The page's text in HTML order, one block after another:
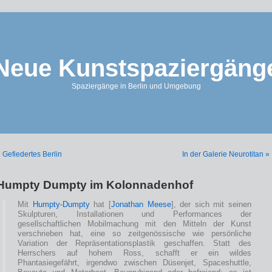
Spaziergänge in Berlin und Umgebung
Gefiedertes Berlin In der Galerie Neurotitan »
Dumpty im Kolonnadenhof
Mit Humpty-Dumptyhat [ Jonathan Meese], der sich mit seinen
Skulpturen, Installationen und Performances der
gesellschaftlichen Mobilmachung mit den Mitteln der Kunst
verschrieben hat, eine so zeitgenössische wie persönliche
Variation der Repräsentationsplastik geschaffen. Statt des
Herrschers auf hohem Ross, schafft er ein wildes
Phantasiegefährt, irgendwo zwischen Düsenjet, Spaceshuttle,